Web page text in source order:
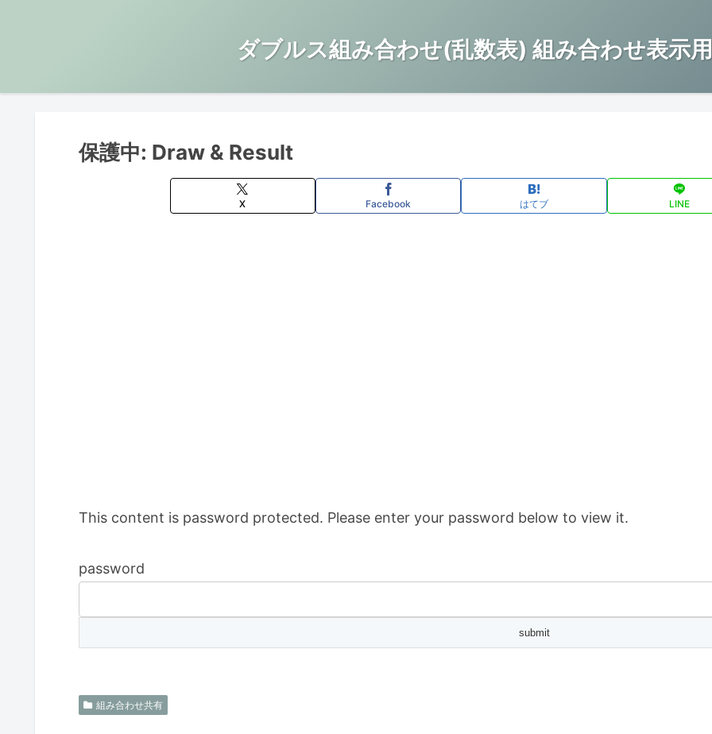
ダブルス組み合わせ(乱数表) 組み合わせ表示
保護中: Draw & Result
X Facebook はてブ LINE
This content is password protected. Please enter your password below to view it.
password
組み合わせ共有